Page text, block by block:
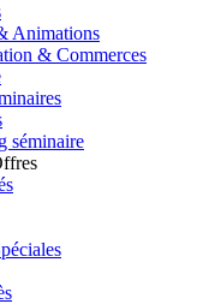
Animations
& Commerces
séminaire